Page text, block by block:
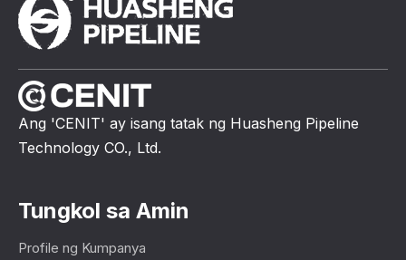
Ang 'CENIT' ay isang tatak ng Huasheng Pipeline
Technology CO., Ltd.
Tungkol sa Amin
Profile ng Kumpanya